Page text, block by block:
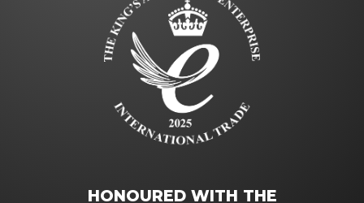
HONOURED WITH THE